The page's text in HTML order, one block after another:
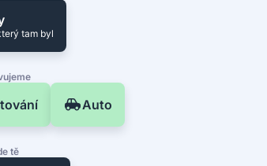
tam byl
Auto
tě